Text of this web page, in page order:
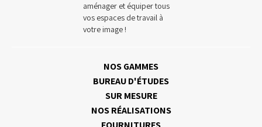
aménager et équiper tous
vos espaces de travail à
votre image !
NOS GAMMES
BUREAU D'ÉTUDES
SUR MESURE
NOS RÉALISATIONS